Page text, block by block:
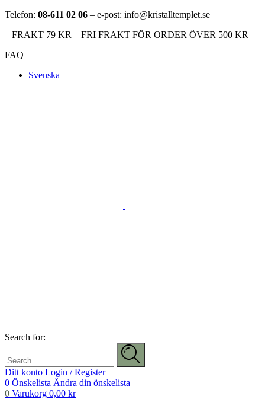
Telefon: 08-611 02 06 – e-post: info@kristalltemplet.se
– FRAKT 79 KR – FRI FRAKT FÖR ORDER ÖVER 500 KR –
FAQ
Svenska
Search for:
Ditt konto Login / Register
0 Önskelista Ändra din önskelista
0 Varukorg 0,00 kr